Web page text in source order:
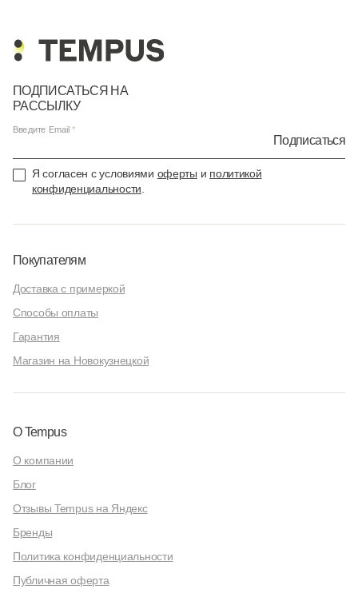
ПОДПИСАТЬСЯ НА
РАССЫЛКУ
Введите Email
Подписаться
Я согласен с условиями оферты и политикой
конфиденциальности
Покупателям
Доставка с примеркой
Способы оплаты
Гарантия
Магазин на Новокузнецкой
О Tempus
О компании
Блог
Отзывы Tempus на Яндекс
Бренды
Политика конфиденциальности
Публичная оферта